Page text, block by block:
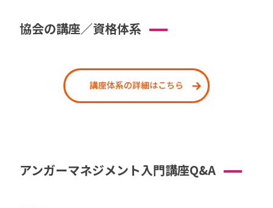
協会の講座／資格体系
講座体系の詳細はこちら
アンガーマネジメント入門講座Q&A